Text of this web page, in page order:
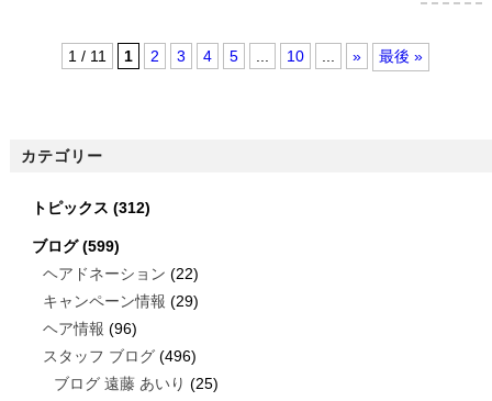
1 / 11 1 2 3 4 5 10 » 最後 »
カテゴリー
トピックス (312)
ブログ(599)
ヘアドネーション (22)
キャンペーン情報 (29)
ヘア情報 (96)
スタッフ ブログ(496)
ブログ 遠藤 あいり (25)